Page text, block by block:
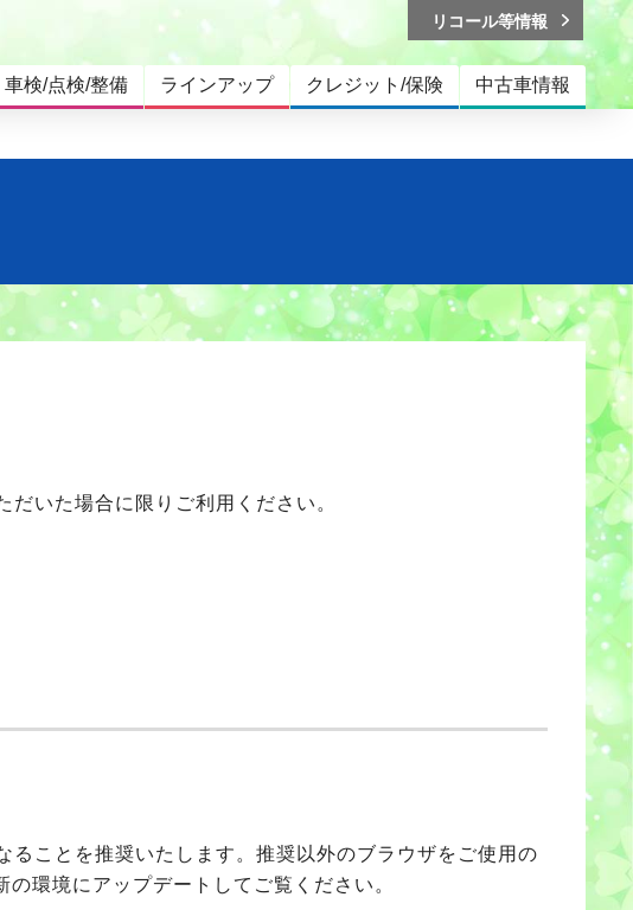
車検/点検/整備 ラインアップ クレジット/保険 中古車情報
リコール等情報
いた場合に限りご利用ください。
ことを推奨いたします。推奨以外のブラウザをご使用の
環境にアップデートしてご覧ください。